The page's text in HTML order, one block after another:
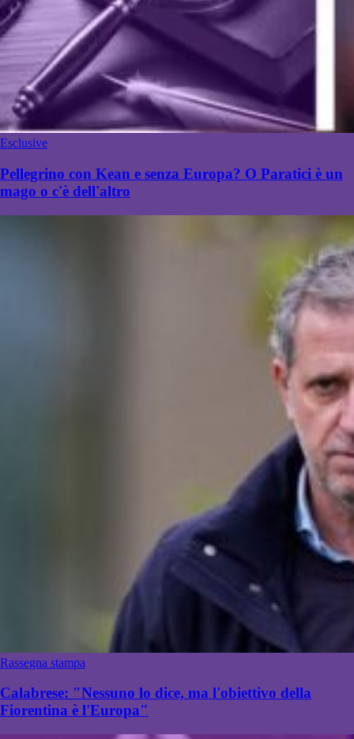
Esclusive
Pellegrino con Kean e senza Europa? O Paratici è un
mago o c'è dell'altro
Rassegna stampa
Calabrese: "Nessuno lo dice, ma l'obiettivo della
Fiorentina è l'Europa"